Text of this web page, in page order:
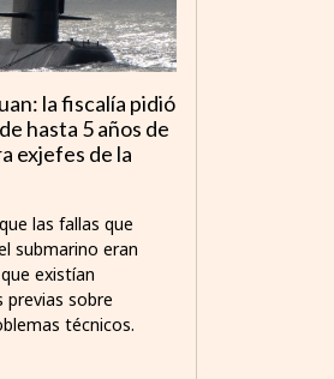
la fiscalía pidió
hasta 5 años de
exjefes de la
las fallas que
submarino eran
existían
previas sobre
técnicos.